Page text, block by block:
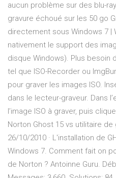
aucun problème sur des blu-
gravure échoué sur les 50 go
directement sous Windows 7 |
nativement le support des
disque Windows). Plus besoin
tel que ISO-Recorder ou
pour graver les images ISO.
dans le lecteur-graveur. Dans
l’image ISO à graver, puis
Norton Ghost 15 vs utilitaire de
26/10/2010 · L'installation de
Windows 7. Comment fait on
de Norton ? Antoinne Guru.